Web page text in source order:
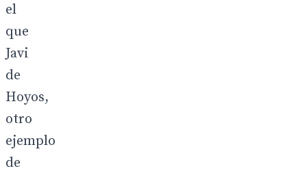
el
que
Javi
de
Hoyos,
otro
ejemplo
de